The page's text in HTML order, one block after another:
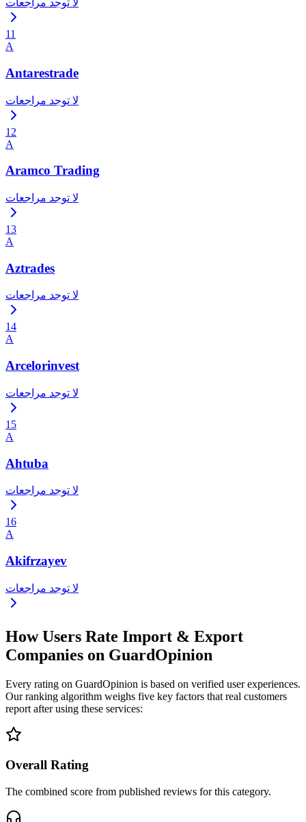
لا توجد مراجعات
11
A
Antarestrade
لا توجد مراجعات
12
A
Aramco Trading
لا توجد مراجعات
13
A
Aztrades
لا توجد مراجعات
14
A
Arcelorinvest
لا توجد مراجعات
15
A
Ahtuba
لا توجد مراجعات
16
A
Akifrzayev
لا توجد مراجعات
How Users Rate Import & Export
Companies on GuardOpinion
Every rating on GuardOpinion is based on verified user experiences.
Our ranking algorithm weighs five key factors that real customers
report after using these services:
Overall Rating
The combined score from published reviews for this category.